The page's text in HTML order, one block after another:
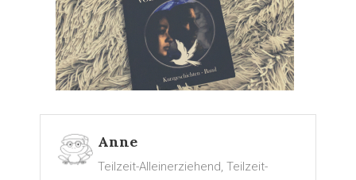
Anne
Teilzeit-Alleinerziehend, Teilzeit-